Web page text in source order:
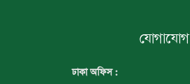
যোগাযোগ
ঢাকা অফিস :